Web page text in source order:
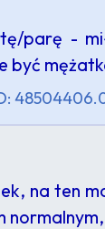
parę -
być
485044
na ten